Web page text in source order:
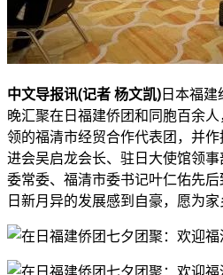
中文导报讯(记者 杨文凯)日本福
晚汇聚在日福建侨团和同胞百余
领的福清市经贸合作代表团，并
进会吴启龙会长、驻日大使馆领
委常委、福清市委书记叶仁佑先
日新月异的发展感到自豪，愿为家